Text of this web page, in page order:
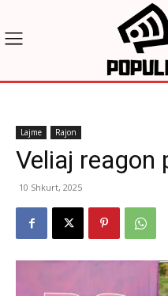
Lajme Rajon
Veliaj reagon
10 Shkurt, 2025